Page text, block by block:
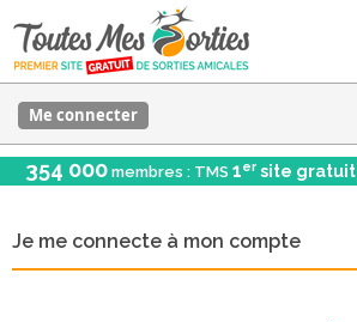
Me connecter
354 000 membres : TMS 1er site gratuit
Je me connecte à mon compte